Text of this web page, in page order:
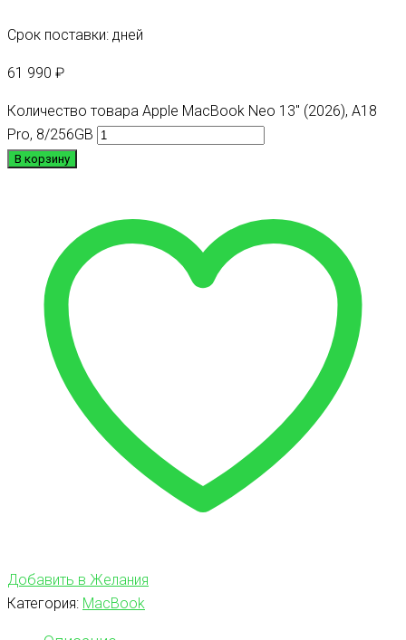
Срок поставки: дней
61 990 ₽
Количество товара Apple MacBook Neo 13" (2026), A18
Pro, 8/256GB
В корзину
Добавить в Желания
Категория: MacBook